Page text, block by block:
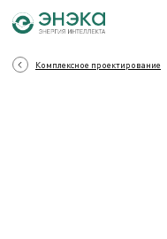
Комплексное проектирование